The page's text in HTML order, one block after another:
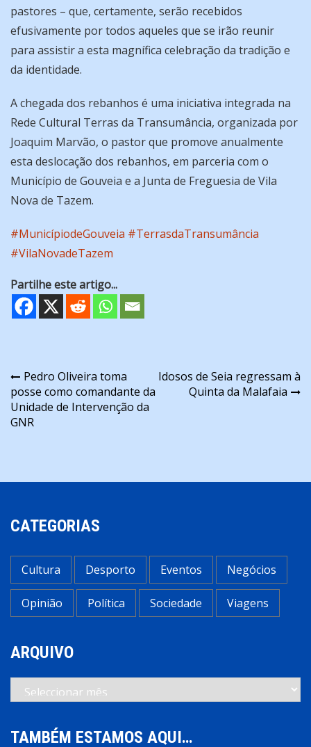
pastores – que, certamente, serão recebidos
efusivamente por todos aqueles que se irão reunir
para assistir a esta magnífica celebração da tradição e
da identidade.
A chegada dos rebanhos é uma iniciativa integrada na
Rede Cultural Terras da Transumância, organizada por
Joaquim Marvão, o pastor que promove anualmente
esta deslocação dos rebanhos, em parceria com o
Município de Gouveia e a Junta de Freguesia de Vila
Nova de Tazem.
#MunicípiodeGouveia #TerrasdaTransumância
#VilaNovadeTazem
Partilhe este artigo...
Navegação
de
artigos
Pedro Oliveira toma
posse como comandante da
Unidade de Intervenção da
GNR
Idosos de Seia regressam à
Quinta da Malafaia
CATEGORIAS
Cultura Desporto Eventos Negócios
Opinião Política Sociedade Viagens
ARQUIVO
Arquivo
TAMBÉM ESTAMOS AQUI…